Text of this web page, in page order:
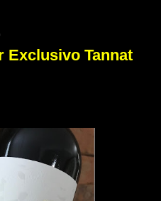
Exclusivo Tannat